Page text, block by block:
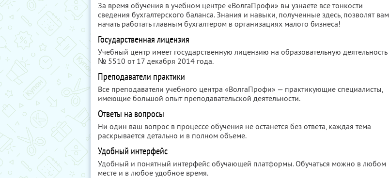
За время обучения в учебном центре «ВолгаПрофи» вы узнаете все тонкости
сведения бухгалтерского баланса. Знания и навыки, полученные здесь, позволят вам
начать работать главным бухгалтером в организациях малого бизнеса!
Государственная лицензия
Учебный центр имеет государственную лицензию на образовательную деятельность
№ 5510 от 17 декабря 2014 года.
Преподаватели практики
Все преподаватели учебного центра «ВолгаПрофи» — практикующие специалисты,
имеющие большой опыт преподавательской деятельности.
Ответы на вопросы
Ни один ваш вопрос в процессе обучения не останется без ответа, каждая тема
раскрывается детально и в полном объеме.
Удобный интерфейс
Удобный и понятный интерфейс обучающей платформы. Обучаться можно в любом
месте и в любое удобное время.